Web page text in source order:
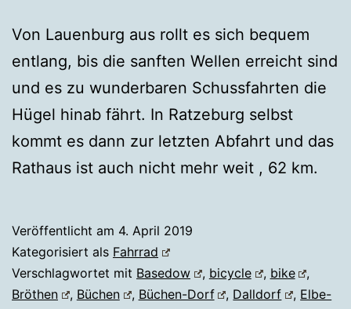
Von Lauenburg aus rollt es sich bequem
entlang, bis die sanften Wellen erreicht sind
und es zu wunderbaren Schussfahrten die
Hügel hinab fährt. In Ratzeburg selbst
kommt es dann zur letzten Abfahrt und das
Rathaus ist auch nicht mehr weit , 62 km.
Veröffentlicht am 4. April 2019
Kategorisiert als Fahrrad
Verschlagwortet mit Basedow , bicycle , bike
,
Bröthen
, Büchen , Büchen-Dorf , Dalldorf , Elbe-